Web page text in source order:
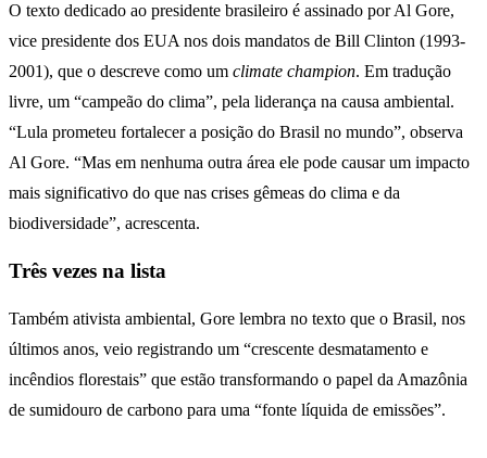
O texto dedicado ao presidente brasileiro é assinado por Al Gore,
vice presidente dos EUA nos dois mandatos de Bill Clinton (1993-
2001), que o descreve como um climate champion. Em tradução
livre, um “campeão do clima”, pela liderança na causa ambiental.
“Lula prometeu fortalecer a posição do Brasil no mundo”, observa
Al Gore. “Mas em nenhuma outra área ele pode causar um impacto
mais significativo do que nas crises gêmeas do clima e da
biodiversidade”, acrescenta.
Três vezes na lista
Também ativista ambiental, Gore lembra no texto que o Brasil, nos
últimos anos, veio registrando um “crescente desmatamento e
incêndios florestais” que estão transformando o papel da Amazônia
de sumidouro de carbono para uma “fonte líquida de emissões”.